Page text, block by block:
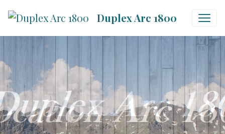
Duplex Arc 1800